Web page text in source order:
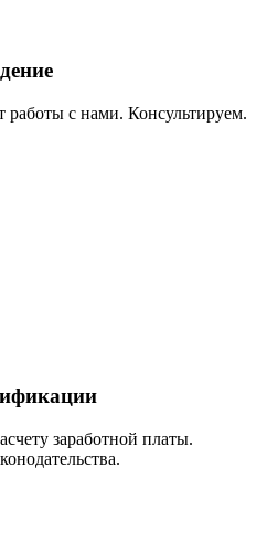
с нами. Консультируем.
заработной платы.